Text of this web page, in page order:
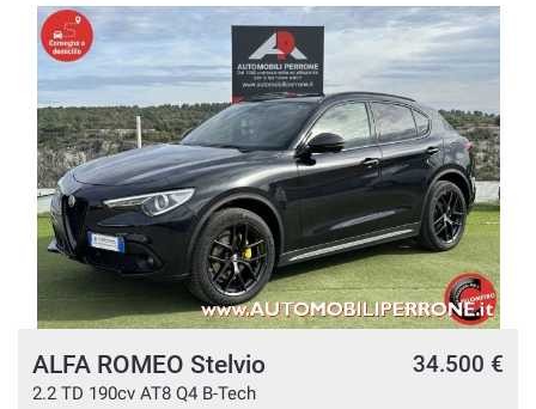
- Nous parlons français
- Hablamos español
ALFA ROMEO Stelvio
2.2 TD 190cv AT8 Q4 B-Tech
34.500 €